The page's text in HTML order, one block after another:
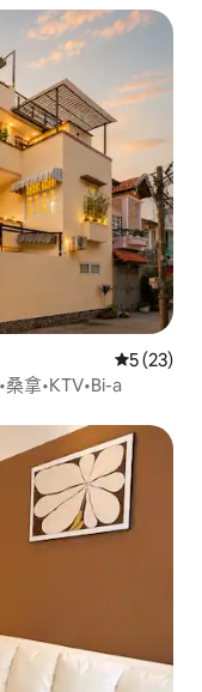
從 23 則評
5 (23)
拿•KTV•Bi-a